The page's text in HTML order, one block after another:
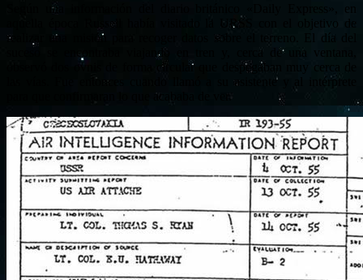
Según una información del diario británico «Daily Express», en
aquella época Russell había visitado la URSS con el objetivo de
realizar una misión para recoger datos sobre el terreno. El día del
suceso se encontraba viajando en tren y, cerca de una ventana,
observó dos ovnis de forma circular que despegaban muy cerca de
las vías. Fue entonces cuando llamó a su asistente y al intérprete
para que confirmaran lo que acababa de ver.